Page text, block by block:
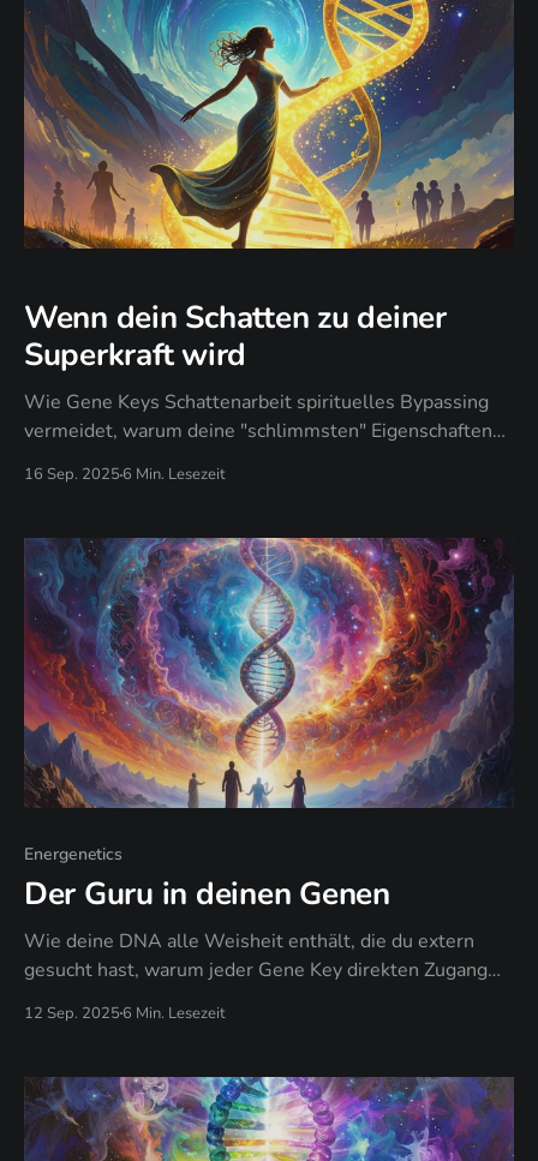
Wenn dein Schatten zu deiner
Superkraft wird
Wie Gene Keys Schattenarbeit spirituelles Bypassing
vermeidet, warum deine "schlimmsten" Eigenschaften
Integration die Heilungs-Performance ersetzt.
16 Sep. 2025 6 Min. Lesezeit
Energenetics
Der Guru in deinen Genen
Wie deine DNA alle Weisheit enthält, die du extern
gesucht hast, warum jeder Gene Key direkten Zugang
Blaupause zuverlässiger wird als jeder Lehrer.
12 Sep. 2025 6 Min. Lesezeit